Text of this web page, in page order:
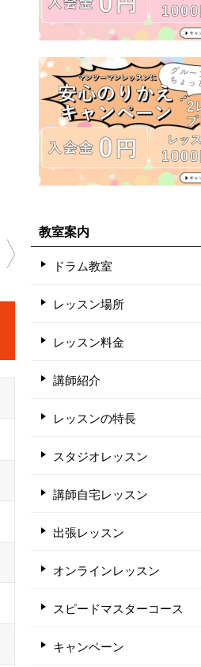
教室案内
ドラム教室
レッスン場所
レッスン料金
講師紹介
レッスンの特長
スタジオレッスン
講師自宅レッスン
出張レッスン
オンラインレッスン
スピードマスターコース
キャンペーン